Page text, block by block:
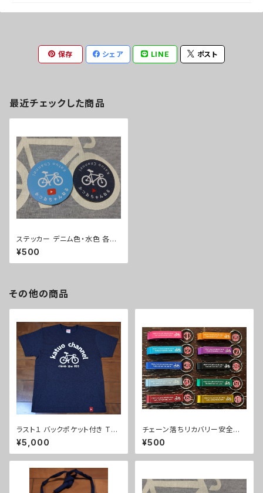
保存 シェア LINE ポスト
最近チェックした商品
ステッカー デニム色・水色 各１
枚
¥500
その他の商品
ラスト１ バックポケット付き Tシ
ャツ ネイビー M
¥5,000
チェーン落ちリカバリー安全祈
願キーホルダー
¥500